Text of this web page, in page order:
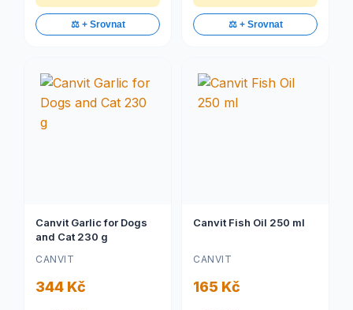
⚖️ + Srovnat ⚖️ + Srovnat
Canvit Garlic for Dogs
and Cat 230 g
CANVIT
344 Kč
Canvit Fish Oil 250 ml
CANVIT
165 Kč